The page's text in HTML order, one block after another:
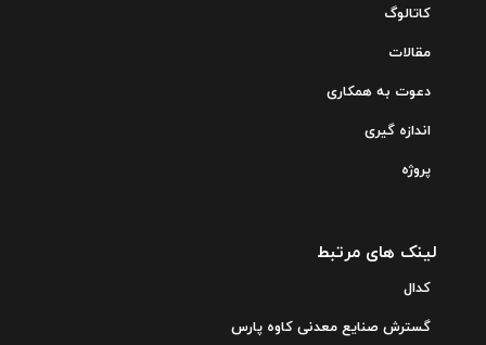
کاتالوگ
مقالات
دعوت به همکاری
اندازه گیری
پروژه
لینک های مرتبط
کدال
گسترش صنایع معدنی کاوه پارس